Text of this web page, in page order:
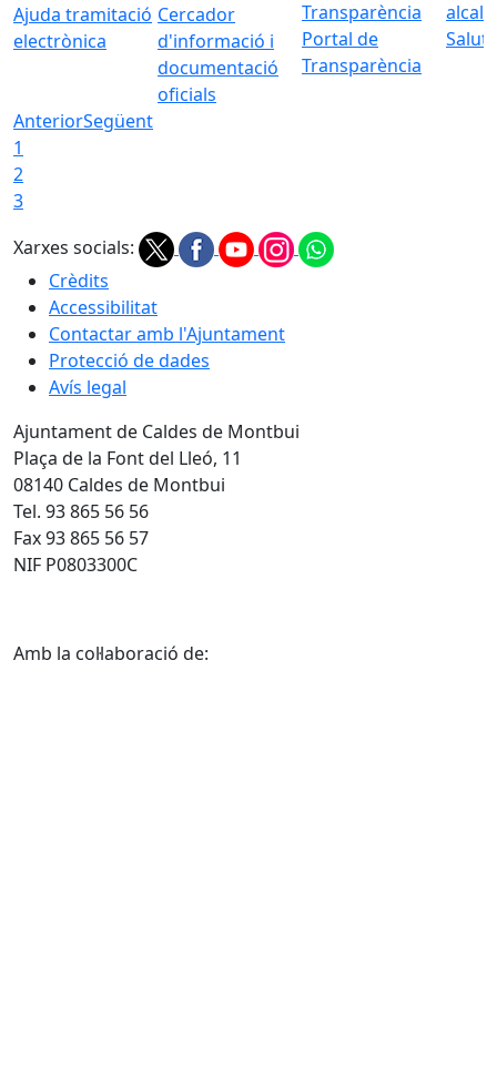
Ajuda tramitació
electrònica
Cercador
d'informació i
documentació
oficials
Portal de
Transparència
AnteriorSegüent
1
2
3
Xarxes socials:
Crèdits
Accessibilitat
Contactar amb l'Ajuntament
Protecció de dades
Avís legal
Ajuntament de Caldes de Montbui
Plaça de la Font del Lleó, 11
08140 Caldes de Montbui
Tel. 93 865 56 56
Fax 93 865 56 57
NIF P0803300C
Amb la col·laboració de: